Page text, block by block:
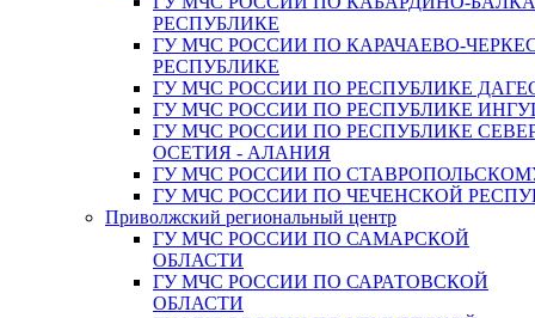
РЕСПУБЛИКЕ
ГУ МЧС РОССИИ ПО КАРАЧАЕВО-
РЕСПУБЛИКЕ
ГУ МЧС РОССИИ ПО РЕСПУБЛИКЕ
ГУ МЧС РОССИИ ПО РЕСПУБЛИКЕ
ГУ МЧС РОССИИ ПО РЕСПУБЛИКЕ
ОСЕТИЯ - АЛАНИЯ
ГУ МЧС РОССИИ ПО
ГУ МЧС РОССИИ ПО ЧЕЧЕНСКОЙ
Приволжский региональный центр
ГУ МЧС РОССИИ ПО САМАРСКОЙ
ОБЛАСТИ
ГУ МЧС РОССИИ ПО САРАТОВСКОЙ
ОБЛАСТИ